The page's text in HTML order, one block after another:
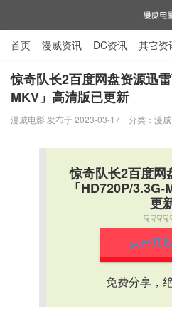
漫威
首页 漫威资讯 DC资讯 其它资
电视剧资源 漫威图片
惊奇队长2百度网盘资源迅
MKV」高清版已更新
漫威电影 发布于 2023-03-17 分类： 漫
惊奇队长2百度网
「HD720P/
更
点击获
免费分享，